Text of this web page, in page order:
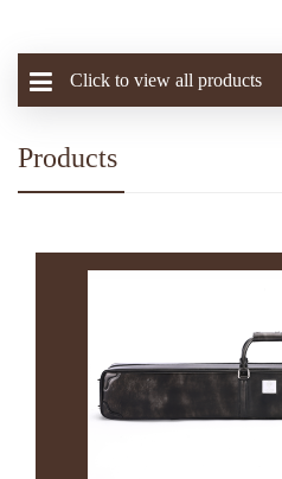
Click to view all products
Products